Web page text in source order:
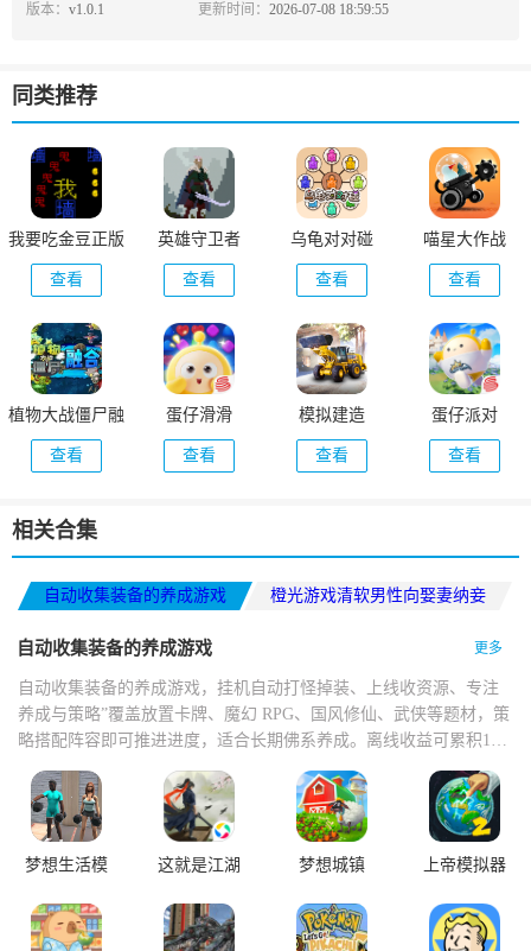
版本： v1.0.1 更新时间：2026-07-08 18:59:55
同类推荐
我要吃金豆正版
查看
英雄守卫者
查看
乌龟对对碰
查看
喵星大作战
查看
植物大战僵尸融
合版手机版
(PlantsVsZombiesRH)
查看
蛋仔滑滑
查看
模拟建造
4(Construction
Simulator 4)
查看
蛋仔派对
查看
相关合集
自动收集装备的养成游戏
橙光游戏清软男性向娶妻纳妾
自动收集装备的养成游戏 更多
自动收集装备的养成游戏，挂机自动打怪掉装、上线收资源、专注
养成与策略”覆盖放置卡牌、魔幻 RPG、国风修仙、武侠等题材，策
略搭配阵容即可推进进度，适合长期佛系养成。离线收益可累积12
小时，上线一键领取。深渊副本掉落稀有装备，兼顾休闲与策略深
度。零氪玩家可通过挂机积累资源，内置钓鱼与宠物融合系统提升
耐玩度。养成轻松，适合休闲玩家。
梦想生活模
这就是江湖 梦想城镇 上帝模拟器